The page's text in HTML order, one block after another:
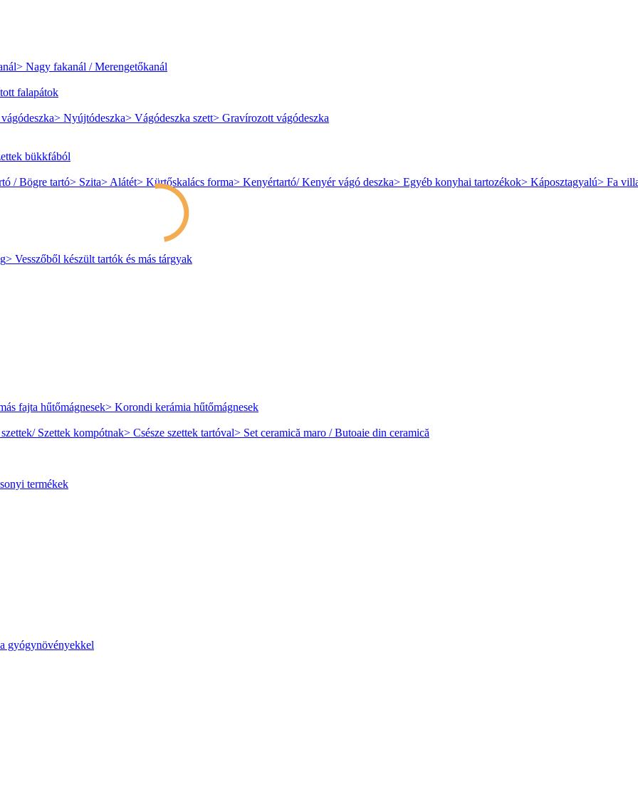
> Nagy fakanál / Merengetőkanál
falapátok
> Nyújtódeszka> Vágódeszka szett> Gravírozott vágódeszka
bükkfából
/ Bögre tartó> Szita> Alátét> Kürtőskalács forma> Kenyértartó/ Kenyér vágó deszka> Egyéb konyhai tartozékok> Káposztagyalú> Fa
> Vesszőből készült tartók és más tárgyak
fajta hűtőmágnesek> Korondi kerámia hűtőmágnesek
Szettek kompótnak> Csésze szettek tartóval> Set ceramică maro / Butoaie din ceramică
termékek
gyógynövényekkel